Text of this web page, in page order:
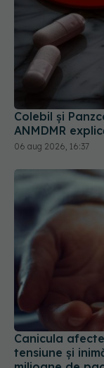
Colebil și
ANMDMR
Canicula
tensiune și
milioane de
03 aug 2026, 10:26